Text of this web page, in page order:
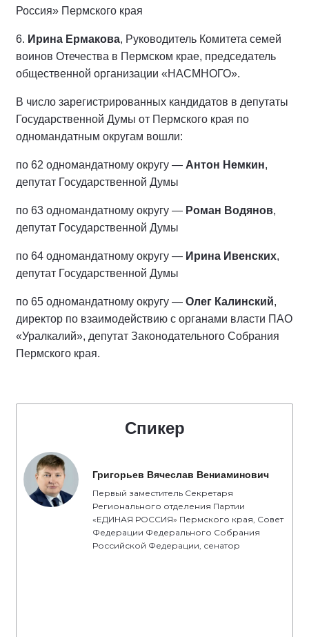
Россия» Пермского края
6. Ирина Ермакова, Руководитель Комитета семей
воинов Отечества в Пермском крае, председатель
общественной организации «НАСМНОГО».
В число зарегистрированных кандидатов в депутаты
Государственной Думы от Пермского края по
одномандатным округам вошли:
по 62 одномандатному округу — Антон Немкин,
депутат Государственной Думы
по 63 одномандатному округу — Роман Водянов,
депутат Государственной Думы
по 64 одномандатному округу — Ирина Ивенских,
депутат Государственной Думы
по 65 одномандатному округу — Олег Калинский,
директор по взаимодействию с органами власти ПАО
«Уралкалий», депутат Законодательного Собрания
Пермского края.
Спикер
Григорьев Вячеслав Вениаминович
Первый заместитель Секретаря
Регионального отделения Партии
«ЕДИНАЯ РОССИЯ» Пермского края, Совет
Федерации Федерального Собрания
Российской Федерации, сенатор